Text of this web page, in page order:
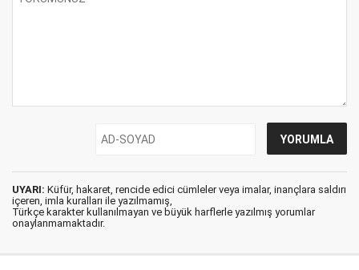
UYARI: Küfür, hakaret, rencide edici cümleler veya imalar, inançlara saldırı
içeren, imla kuralları ile yazılmamış,
Türkçe karakter kullanılmayan ve büyük harflerle yazılmış yorumlar
onaylanmamaktadır.